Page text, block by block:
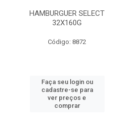
HAMBURGUER SELECT
32X160G
Código: 8872
Faça seu login ou
cadastre-se para
ver preços e
comprar